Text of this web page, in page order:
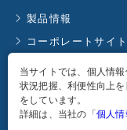
製品情報
コーポレートサイト
コラム
個人情報保護方針
当サイトでは、個人情
状況把握、利便性向上
をしています。
詳細は、当社の「 個人